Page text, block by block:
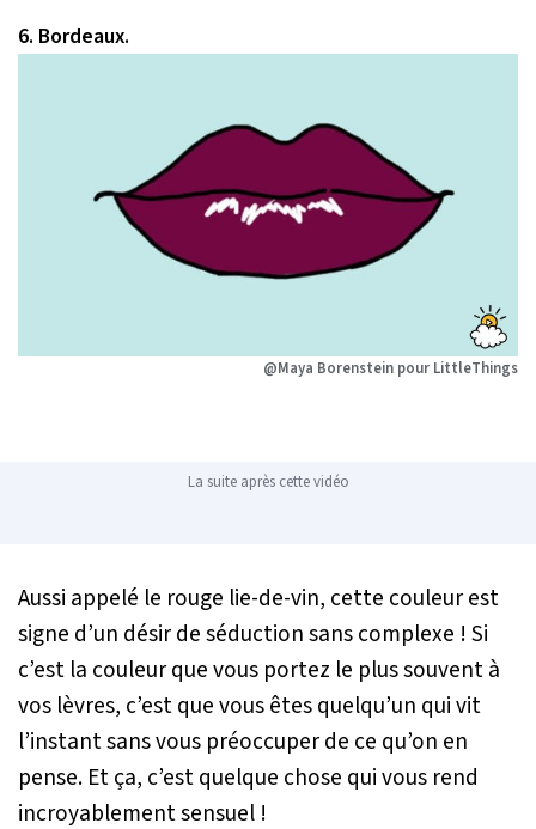
6. Bordeaux.
@Maya Borenstein pour LittleThings
La suite après cette vidéo
Aussi appelé le rouge lie-de-vin, cette couleur est
signe d’un désir de séduction sans complexe ! Si
c’est la couleur que vous portez le plus souvent à
vos lèvres, c’est que vous êtes quelqu’un qui vit
l’instant sans vous préoccuper de ce qu’on en
pense. Et ça, c’est quelque chose qui vous rend
incroyablement sensuel !